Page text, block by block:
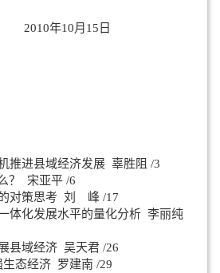
月15日
推进县域经济发展 辜胜阻 /3
？ 宋亚平 /6
对策思考 刘 峰 /17
体化发展水平的量化分析 李丽纯
县域经济 吴天君 /26
态经济 罗建南 /29